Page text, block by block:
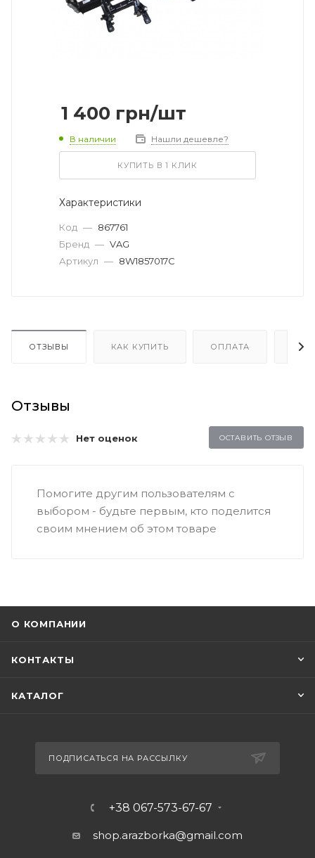
1 400 грн/шт
В наличии Нашли дешевле?
КУПИТЬ В 1 КЛИК
Характеристики
Код — 867761
Бренд — VAG
Артикул — 8W1857017C
ОТЗЫВЫ КАК КУПИТЬ ОПЛАТА
Отзывы
Нет оценок ОСТАВИТЬ ОТЗЫВ
Помогите другим пользователям с
выбором - будьте первым, кто поделится
своим мнением об этом товаре
О КОМПАНИИ
КОНТАКТЫ
КАТАЛОГ
ПОДПИСАТЬСЯ НА РАССЫЛКУ
+38 067-573-67-67
shop.arazborka@gmail.com